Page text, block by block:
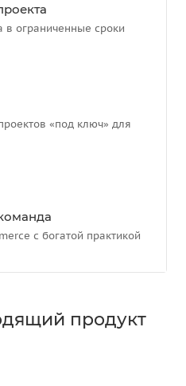
в ограниченные сроки
«под ключ» для
с богатой практикой
продукт